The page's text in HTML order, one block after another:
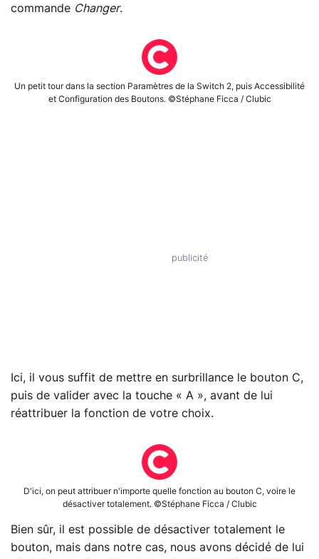
commande Changer.
Un petit tour dans la section Paramètres de la Switch 2, puis Accessibilité
et Configuration des Boutons. ©Stéphane Ficca / Clubic
Ici, il vous suffit de mettre en surbrillance le bouton C,
puis de valider avec la touche « A », avant de lui
réattribuer la fonction de votre choix.
D'ici, on peut attribuer n'importe quelle fonction au bouton C, voire le
désactiver totalement. ©Stéphane Ficca / Clubic
Bien sûr, il est possible de désactiver totalement le
bouton, mais dans notre cas, nous avons décidé de lui